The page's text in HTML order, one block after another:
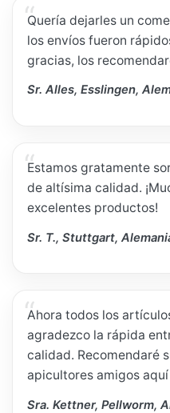
Quería dejarles un
los envíos fueron
gracias, los
Sr. Alles, Esslingen,
Estamos gratamente
de altísima calidad.
excelentes productos!
Sr. T., Stuttgart,
Ahora todos los
agradezco la rápida
calidad. Recomendaré
apicultores amigos
Sra. Kettner, Pellworm,